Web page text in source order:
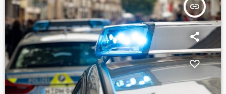
insert_link